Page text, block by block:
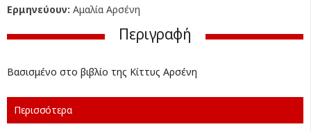
Ερμηνεύουν: Αμαλία Αρσένη
Περιγραφή
Βασισμένο στο βιβλίο της Κίττυς Αρσένη
Περισσότερα